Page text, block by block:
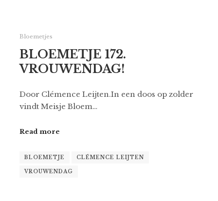
Bloemetjes
BLOEMETJE 172.
VROUWENDAG!
Door Clémence Leijten.In een doos op zolder
vindt Meisje Bloem…
Read more
BLOEMETJE CLÉMENCE LEIJTEN
VROUWENDAG